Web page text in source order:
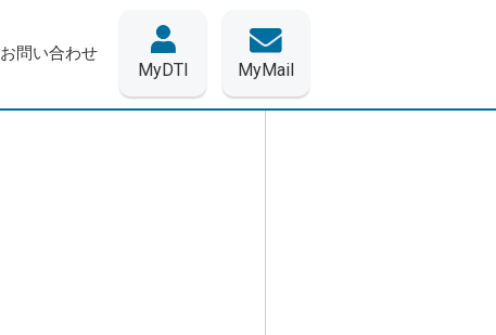
お問い合わせ
MyDTI MyMail